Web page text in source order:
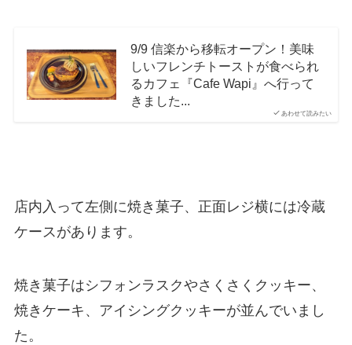
あわせて読みたい
9/9 信楽から移転オープン！美味
しいフレンチトーストが食べられ
るカフェ『Cafe Wapi』へ行って
きました...
店内入って左側に焼き菓子、正面レジ横には冷蔵
ケースがあります。
焼き菓子はシフォンラスクやさくさくクッキー、
焼きケーキ、アイシングクッキーが並んでいまし
た。